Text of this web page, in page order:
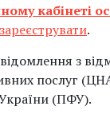
кабінеті
зареєструвати.
з
послуг
(ПФУ).